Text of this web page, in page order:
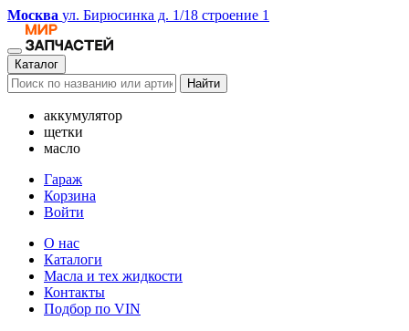
Москва ул. Бирюсинка д. 1/18 строение 1
Каталог
Найти
аккумулятор
щетки
масло
Гараж
Корзина
Войти
О нас
Каталоги
Масла и тех жидкости
Контакты
Подбор по VIN